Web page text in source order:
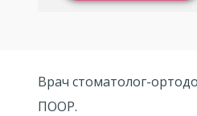
Врач стоматолог-
ПООР.